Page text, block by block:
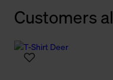
Customers